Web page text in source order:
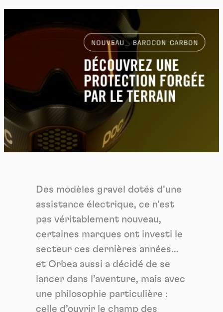
Des modèles gravel dotés d’une
assistance électrique, ce n’est
pas véritablement nouveau,
certaines marques ont investi le
secteur ces dernières années…
et Orbea aussi a décidé de se
lancer dans l’aventure, mais avec
une philosophie particulière :
celle d’ouvrir le champ des